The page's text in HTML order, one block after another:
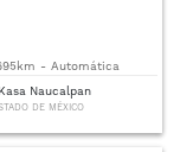
- Automática
Kasa Naucalpan
DE MÉXICO